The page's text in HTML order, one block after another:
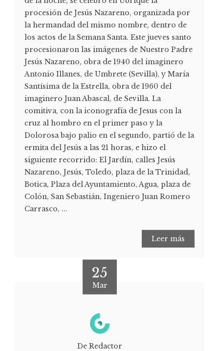
procesión de Jesús Nazareno, organizada por
la hermandad del mismo nombre, dentro de
los actos de la Semana Santa. Este jueves santo
procesionaron las imágenes de Nuestro Padre
Jesús Nazareno, obra de 1940 del imaginero
Antonio Illanes, de Umbrete (Sevilla), y María
Santísima de la Estrella, obra de 1960 del
imaginero Juan Abascal, de Sevilla. La
comitiva, con la iconografía de Jesus con la
cruz al hombro en el primer paso y la
Dolorosa bajo palio en el segundo, partió de la
ermita del Jesús a las 21 horas, e hizo el
siguiente recorrido: El Jardín, calles Jesús
Nazareno, Jesús, Toledo, plaza de la Trinidad,
Botica, Plaza del Ayuntamiento, Agua, plaza de
Colón, San Sebastián, Ingeniero Juan Romero
Carrasco, ...
Leer más
25
Mar
De Redactor